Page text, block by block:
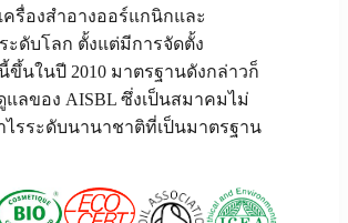
ครื่องสำอางออร์แกนิกและ
ะดับโลก ตั้งแต่มีการจัดตั้ง
ขึ้นในปี 2010 มาตรฐานดังกล่าวก็
แลของ AISBL ซึ่งเป็นสมาคมไม่
ไรระดับนานาชาติที่เป็นมาตรฐาน